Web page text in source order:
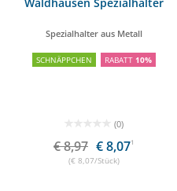
Spezialhalter aus Metall
SCHNÄPPCHEN RABATT 10%
(0)
€ 8,97 € 8,071
(€ 8,07/Stück)